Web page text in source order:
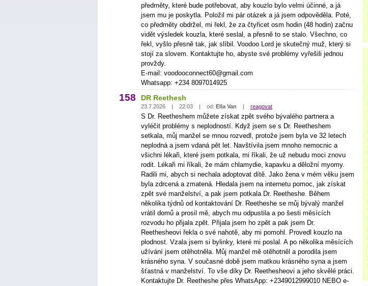
předměty, které bude potřebovat, aby kouzlo bylo velmi účinné, a já
jsem mu je poskytla. Položil mi pár otázek a já jsem odpověděla. Poté,
co předměty obdržel, mi řekl, že za čtyřicet osm hodin (48 hodin) začnu
vidět výsledek kouzla, které seslal, a přesně to se stalo. Všechno, co
řekl, vyšlo přesně tak, jak slíbil. Voodoo Lord je skutečný muž, který si
stojí za slovem. Kontaktujte ho, abyste své problémy vyřešili jednou
provždy.
E-mail: voodooconnect60@gmail.com
Whatsapp: +234 8097014925
158 DR Reethesh
23.7.2026 | 22:03 | od: Ella Van | reagovat
S Dr. Reetheshem můžete získat zpět svého bývalého partnera a
vyléčit problémy s neplodností. Když jsem se s Dr. Reetheshem
setkala, můj manžel se mnou rozvedl, protože jsem byla ve 32 letech
neplodná a jsem vdaná pět let. Navštívila jsem mnoho nemocnic a
všichni lékaři, které jsem potkala, mi říkali, že už nebudu moci znovu
rodit. Lékaři mi říkali, že mám chlamydie, kapavku a děložní myomy.
Radili mi, abych si nechala adoptovat dítě. Jako žena v mém věku jsem
byla zdrcená a zmatená. Hledala jsem na internetu pomoc, jak získat
zpět své manželství, a pak jsem potkala Dr. Reetheshe. Během
několika týdnů od kontaktování Dr. Reetheshe se můj bývalý manžel
vrátil domů a prosil mě, abych mu odpustila a po šesti měsících
rozvodu ho přijala zpět. Přijala jsem ho zpět a pak jsem Dr.
Reethesheovi řekla o své nahotě, aby mi pomohl. Provedl kouzlo na
plodnost. Vzala jsem si bylinky, které mi poslal. A po několika měsících
užívání jsem otěhotněla. Můj manžel mě otěhotněl a porodila jsem
krásného syna. V současné době jsem matkou krásného syna a jsem
šťastná v manželství. To vše díky Dr. Reethesheovi a jeho skvělé práci.
Kontaktujte Dr. Reetheshe přes WhatsApp: +2349012999010 NEBO e-